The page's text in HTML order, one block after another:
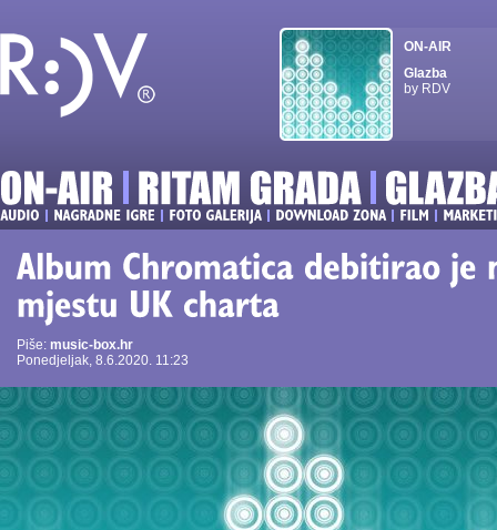
ON-AIR
Glazba
by RDV
Piše: music-box.hr
Ponedjeljak, 8.6.2020. 11:23